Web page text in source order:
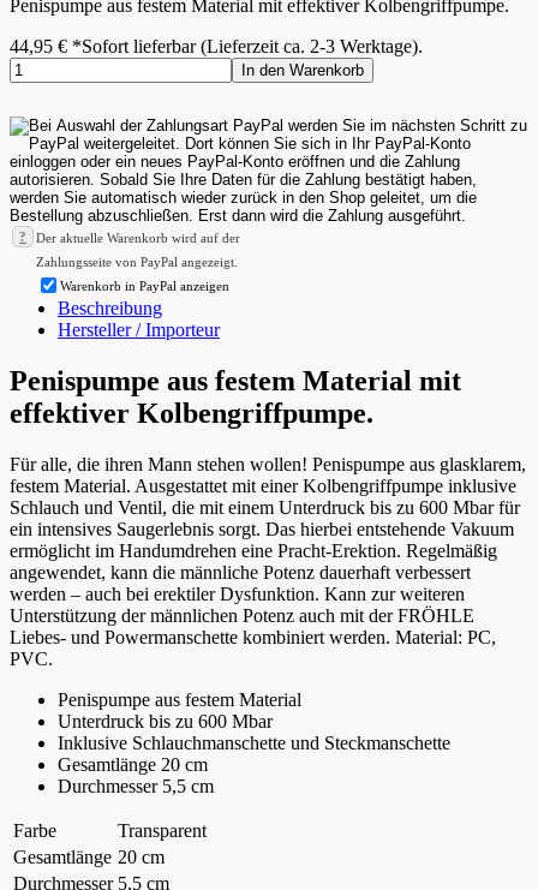
Penispumpe aus festem Material mit effektiver Kolbengriffpumpe.
44,95 € *Sofort lieferbar (Lieferzeit ca. 2-3 Werktage).
In den Warenkorb
?
Der aktuelle Warenkorb wird auf der
Zahlungsseite von PayPal angezeigt.
Warenkorb in PayPal anzeigen
Beschreibung
Hersteller / Importeur
Penispumpe aus festem Material mit
effektiver Kolbengriffpumpe.
Für alle, die ihren Mann stehen wollen! Penispumpe aus glasklarem,
festem Material. Ausgestattet mit einer Kolbengriffpumpe inklusive
Schlauch und Ventil, die mit einem Unterdruck bis zu 600 Mbar für
ein intensives Saugerlebnis sorgt. Das hierbei entstehende Vakuum
ermöglicht im Handumdrehen eine Pracht-Erektion. Regelmäßig
angewendet, kann die männliche Potenz dauerhaft verbessert
werden – auch bei erektiler Dysfunktion. Kann zur weiteren
Unterstützung der männlichen Potenz auch mit der FRÖHLE
Liebes- und Powermanschette kombiniert werden. Material: PC,
PVC.
Penispumpe aus festem Material
Unterdruck bis zu 600 Mbar
Inklusive Schlauchmanschette und Steckmanschette
Gesamtlänge 20 cm
Durchmesser 5,5 cm
Farbe
Transparent
Gesamtlänge 20 cm
Durchmesser 5,5 cm